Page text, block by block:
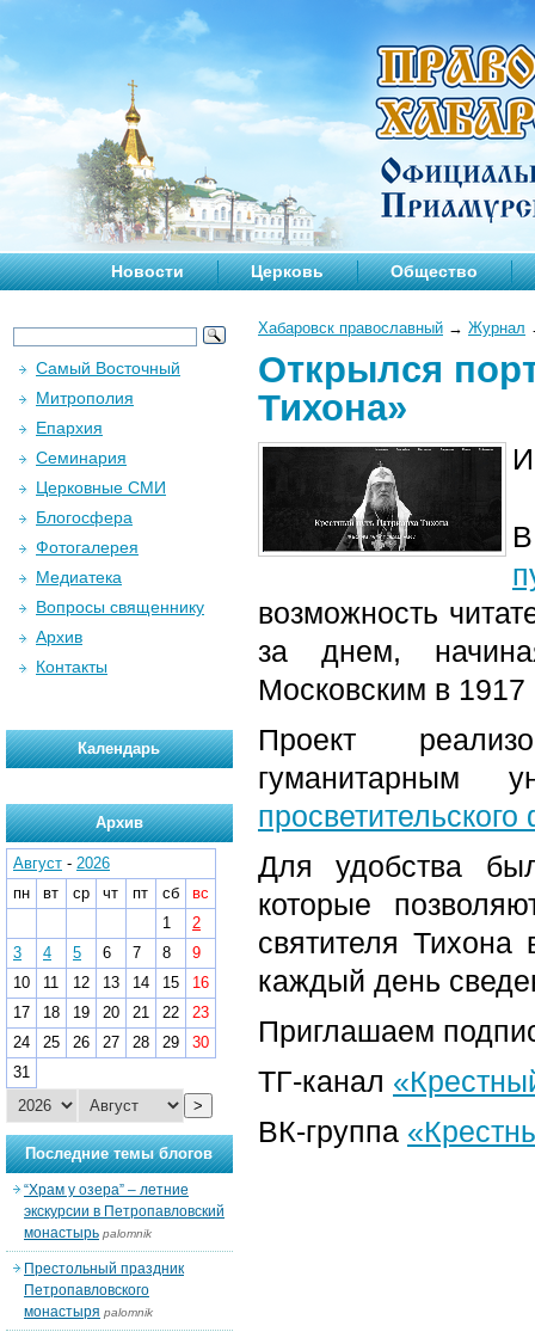
Новости Церковь Общество
Хабаровск православный → Журнал
Открылся
Тихона»
возможность
за днем,
Московским в 1917
Проект
гуманитарным
Для удобства
которые
святителя Тихона
каждый день
Приглашаем
ТГ-канал
ВК-группа
Самый Восточный
Митрополия
Епархия
Семинария
Церковные СМИ
Блогосфера
Фотогалерея
Медиатека
Вопросы священнику
Архив
Контакты
Календарь
Архив
Август - 2026
пн
вт ср чт пт сб
вс
1
2
3
4 5 6 7 8
9
10
11 12 13 14 15
16
17
18 19 20 21 22
23
24
25 26 27 28 29
30
31
>
Последние темы блогов
“Храм у озера” – летние
экскурсии в Петропавловский
монастырь palomnik
Престольный праздник
Петропавловского
монастыря palomnik